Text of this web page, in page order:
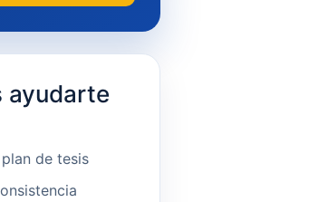
ayudarte
de tesis